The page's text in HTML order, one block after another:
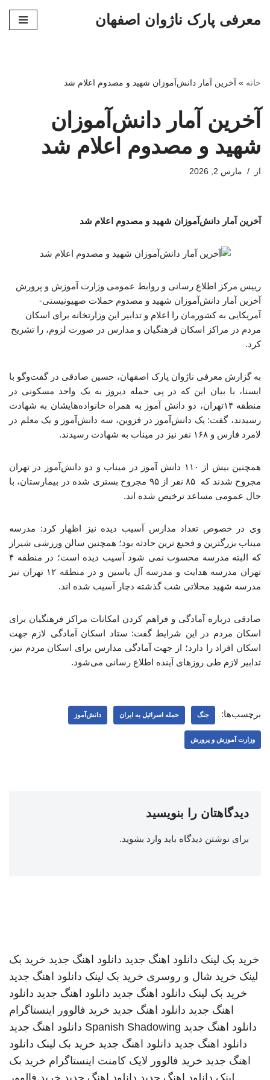
معرفی پارک ناژوان اصفهان
خانه » آخرین آمار دانش‌آموزان شهید و مصدوم اعلام شد
آخرین آمار دانش‌آموزان
شهید و مصدوم اعلام شد
از مارس 2, 2026
آخرین آمار دانش‌آموزان شهید و مصدوم اعلام شد
رییس مرکز اطلاع رسانی و روابط عمومی وزارت آموزش و پرورش
آخرین آمار دانش‌آموزان شهید و مصدوم حملات صهیونیستی-
آمریکایی به کشورمان را اعلام و تدابیر این وزارتخانه برای اسکان
مردم در مراکز اسکان فرهنگیان و مدارس در صورت لزوم، را تشریح
کرد.
به گزارش معرفی ناژوان پارک اصفهان، حسین صادقی در گفت‌وگو با
ایسنا، با بیان این که در پی حمله دیروز به یک واحد مسکونی در
منطقه ۱۴تهران، دو دانش آموز به همراه خانواده‌هایشان به شهادت
رسیدند، گفت: یک دانش‌آموز در قزوین، سه دانش‌آموز و یک معلم در
لامرد فارس و ۱۶۸ نفر نیز در میناب به شهادت رسیدند.
همچنین بیش از ۱۱۰ دانش آموز در میناب و دو دانش‌آموز در تهران
مجروح شدند که ۸۵ نفر از ۹۵ مجروح بستری شده در بیمارستان، با
حال عمومی مساعد ترخیص شده اند.
وی در خصوص تعداد مدارس آسیب دیده نیز اظهار کرد: مدرسه
میناب بزرگترین و فجیع ترین حادثه بود؛ همچنین سالن ورزشی شیراز
که البته مدرسه محسوب نمی شود آسیب دیده است؛ در منطقه ۴
تهران مدرسه هدایت و مدرسه آل یاسین و در منطقه ۱۲ تهران نیز
مدرسه شهید محلاتی شب گذشته دچار آسیب شده اند.
صادقی درباره آمادگی و فراهم کردن امکانات مراکز فرهنگیان برای
اسکان مردم در این شرایط گفت: ستاد اسکان آمادگی لازم جهت
اسکان افراد را دارد؛ از جهت آمادگی مدارس برای اسکان مردم نیز،
تدابیر لازم طی روزهای آینده اطلاع رسانی می‌شود.
برچسب‌ها: جنگ حمله اسرائیل به ایران دانش‌آموز
وزارت آموزش و پرورش
دیدگاهتان را بنویسید
برای نوشتن دیدگاه باید وارد بشوید.
خرید بک لینک دانلود اهنگ جدید دانلود اهنگ جدید خرید بک
لینک خرید شال و روسری خرید بک لینک دانلود اهنگ جدید
خرید بک لینک دانلود اهنگ جدید دانلود اهنگ جدید دانلود
اهنگ جدید دانلود اهنگ جدید خرید فالوور اینستاگرام
دانلود اهنگ جدید Spanish Shadowing دانلود اهنگ جدید
دانلود اهنگ جدید دانلود اهنگ جدید خرید بک لینک دانلود
اهنگ جدید خرید فالوور لایک کامنت اینستاگرام خرید بک
لینک دانلود اهنگ جدید دانلود اهنگ جدید خرید فالوور